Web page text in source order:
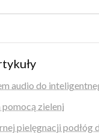
audio do
zieleni
pielęgnacji podłóg